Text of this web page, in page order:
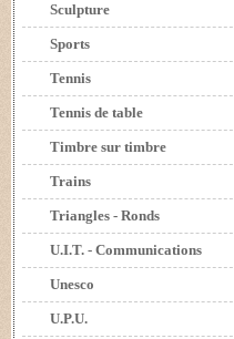
Sculpture
Sports
Tennis
Tennis de table
Timbre sur timbre
Trains
Triangles - Ronds
U.I.T. - Communications
Unesco
U.P.U.